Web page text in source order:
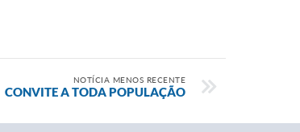
NOTÍCIA MENOS RECENTE
CONVITE A TODA POPULAÇÃO